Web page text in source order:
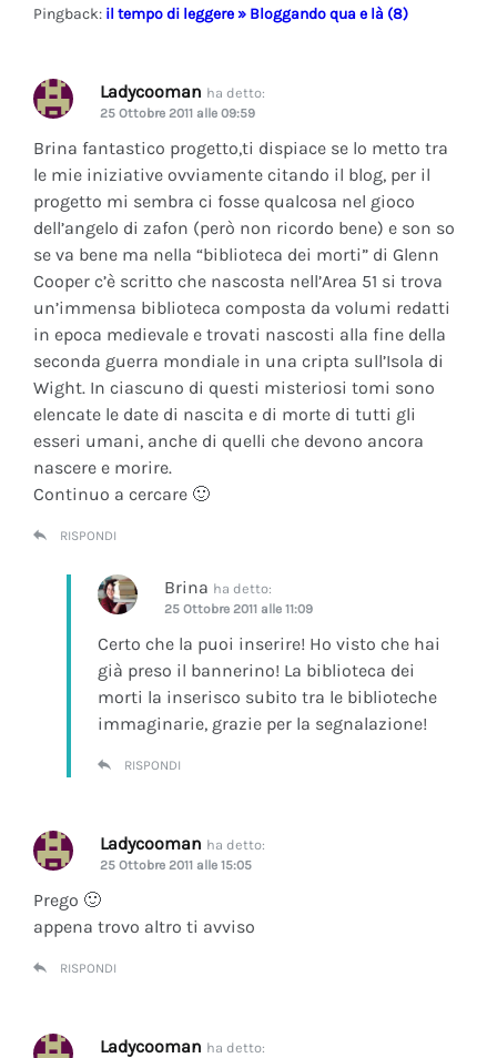
Pingback: il tempo di leggere » Bloggando qua e là (8)
Ladycooman ha detto:
25 Ottobre 2011 alle 09:59
Brina fantastico progetto,ti dispiace se lo metto tra
le mie iniziative ovviamente citando il blog, per il
progetto mi sembra ci fosse qualcosa nel gioco
dell’angelo di zafon (però non ricordo bene) e son so
se va bene ma nella “biblioteca dei morti” di Glenn
Cooper c’è scritto che nascosta nell’Area 51 si trova
un’immensa biblioteca composta da volumi redatti
in epoca medievale e trovati nascosti alla fine della
seconda guerra mondiale in una cripta sull’Isola di
Wight. In ciascuno di questi misteriosi tomi sono
elencate le date di nascita e di morte di tutti gli
esseri umani, anche di quelli che devono ancora
nascere e morire.
Continuo a cercare 🙂
RISPONDI
Brina ha detto:
25 Ottobre 2011 alle 11:09
Certo che la puoi inserire! Ho visto che hai
già preso il bannerino! La biblioteca dei
morti la inserisco subito tra le biblioteche
immaginarie, grazie per la segnalazione!
RISPONDI
Ladycooman ha detto:
25 Ottobre 2011 alle 15:05
Prego 🙂
appena trovo altro ti avviso
RISPONDI
Ladycooman ha detto: